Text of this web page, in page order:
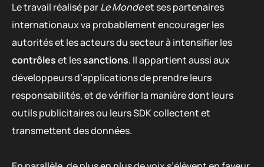
Le travail réalisé parLe Mondeet ses partenaires
internationaux va probablement encourager les
autorités et les acteurs du secteur à intensifier les
contrôleset lessanctions. Il appartient aussi aux
développeurs d’applications de prendre leurs
responsabilités, et de vérifier la manière dont leurs
outils publicitaires ou leurs SDK collectent et
transmettent des données.